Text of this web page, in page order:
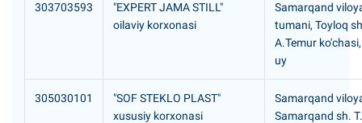
303703593
"EXPERT JAMA STILL"
oilaviy korxonasi
Samarqand
tumani, Toyloq
A.Temur
uy
305030101
"SOF STEKLO PLAST"
xususiy korxonasi
Samarqand
Samarqand sh.